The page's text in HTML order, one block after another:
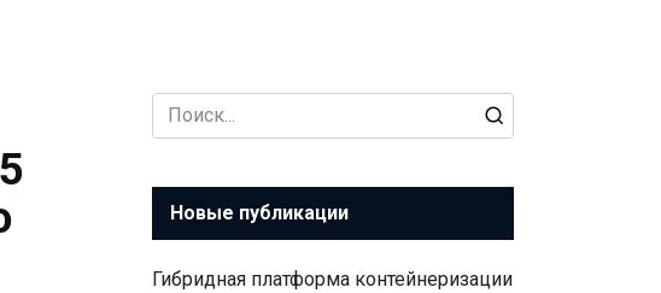
Search
for:
Новые публикации
Гибридная платформа контейнеризации